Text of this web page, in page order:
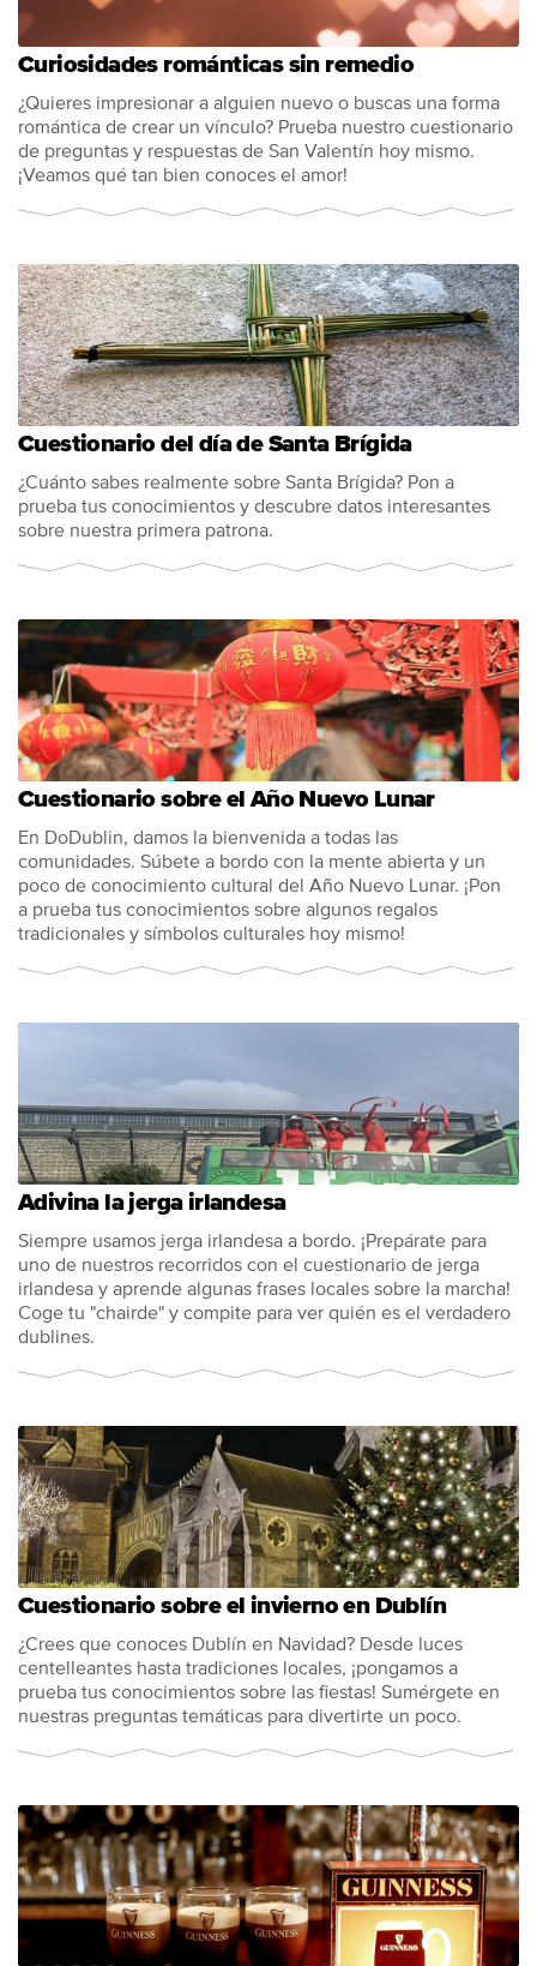
Curiosidades románticas sin remedio
¿Quieres impresionar a alguien nuevo o buscas una forma
romántica de crear un vínculo? Prueba nuestro cuestionario
de preguntas y respuestas de San Valentín hoy mismo.
¡Veamos qué tan bien conoces el amor!
Cuestionario del día de Santa Brígida
¿Cuánto sabes realmente sobre Santa Brígida? Pon a
prueba tus conocimientos y descubre datos interesantes
sobre nuestra primera patrona.
Cuestionario sobre el Año Nuevo Lunar
En DoDublin, damos la bienvenida a todas las
comunidades. Súbete a bordo con la mente abierta y un
poco de conocimiento cultural del Año Nuevo Lunar. ¡Pon
a prueba tus conocimientos sobre algunos regalos
tradicionales y símbolos culturales hoy mismo!
Adivina la jerga irlandesa
Siempre usamos jerga irlandesa a bordo. ¡Prepárate para
uno de nuestros recorridos con el cuestionario de jerga
irlandesa y aprende algunas frases locales sobre la marcha!
Coge tu "chairde" y compite para ver quién es el verdadero
dublines.
Cuestionario sobre el invierno en Dublín
¿Crees que conoces Dublín en Navidad? Desde luces
centelleantes hasta tradiciones locales, ¡pongamos a
prueba tus conocimientos sobre las fiestas! Sumérgete en
nuestras preguntas temáticas para divertirte un poco.